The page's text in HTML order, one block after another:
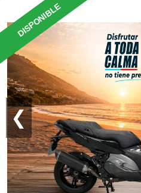
❮
DISPONIBLE